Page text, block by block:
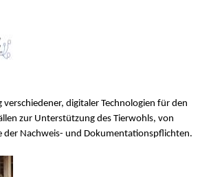
verschiedener, digitaler Technologien für den
zur Unterstützung des Tierwohls, von
der Nachweis- und Dokumentationspflichten.